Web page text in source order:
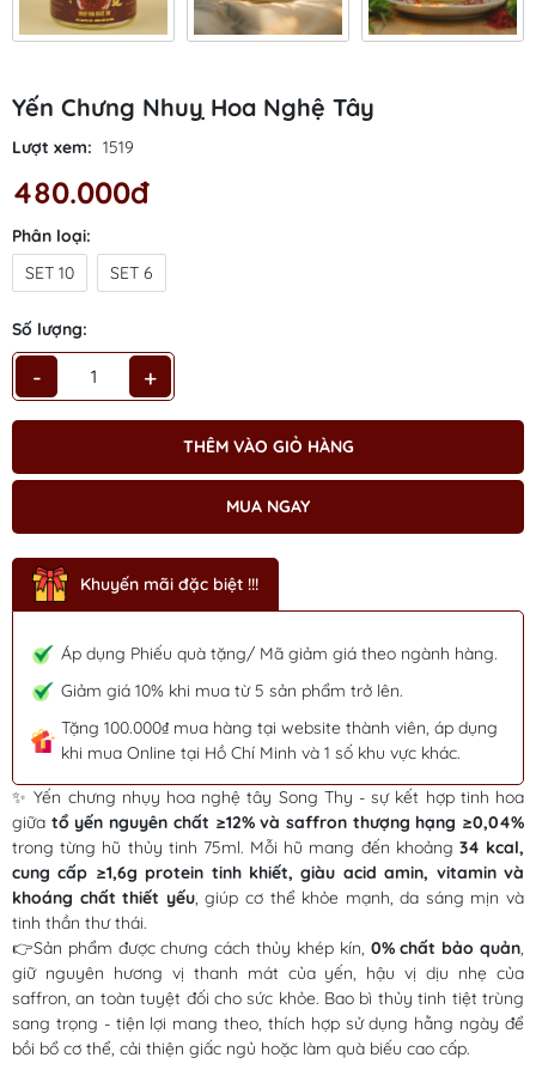
Yến Chưng Nhuỵ Hoa Nghệ Tây
Lượt xem: 1519
480.000đ
Phân loại:
SET 10
SET 6
Số lượng:
- +
THÊM VÀO GIỎ HÀNG
MUA NGAY
Khuyến mãi đặc biệt !!!
Áp dụng Phiếu quà tặng/ Mã giảm giá theo ngành hàng.
Giảm giá 10% khi mua từ 5 sản phẩm trở lên.
Tặng 100.000₫ mua hàng tại website thành viên, áp dụng
khi mua Online tại Hồ Chí Minh và 1 số khu vực khác.
✨ Yến chưng nhụy hoa nghệ tây Song Thy - sự kết hợp tinh hoa
giữa tổ yến nguyên chất ≥12% và saffron thượng hạng ≥0,04%
trong từng hũ thủy tinh 75ml. Mỗi hũ mang đến khoảng 34 kcal,
cung cấp ≥1,6g protein tinh khiết, giàu acid amin, vitamin và
khoáng chất thiết yếu, giúp cơ thể khỏe mạnh, da sáng mịn và
tinh thần thư thái.
👉Sản phẩm được chưng cách thủy khép kín, 0% chất bảo quản,
giữ nguyên hương vị thanh mát của yến, hậu vị dịu nhẹ của
saffron, an toàn tuyệt đối cho sức khỏe. Bao bì thủy tinh tiệt trùng
sang trọng - tiện lợi mang theo, thích hợp sử dụng hằng ngày để
bồi bổ cơ thể, cải thiện giấc ngủ hoặc làm quà biếu cao cấp.
Mã giảm giá: